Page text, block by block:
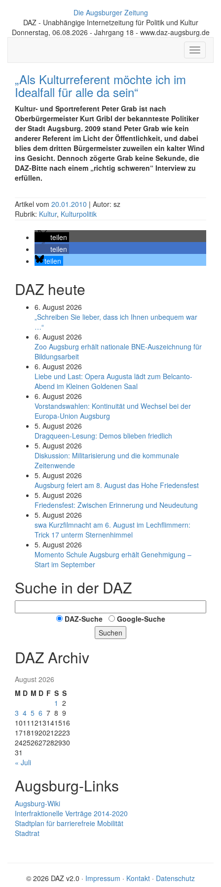
Die Augsburger Zeitung
DAZ - Unabhängige Internetzeitung für Politik und Kultur
Donnerstag, 06.08.2026 - Jahrgang 18 - www.daz-augsburg.de
Toggle
„Als Kulturreferent möchte ich im
Idealfall für alle da sein“
Kultur- und Sportreferent Peter Grab ist nach
Oberbürgermeister Kurt Gribl der bekannteste Politiker
der Stadt Augsburg. 2009 stand Peter Grab wie kein
anderer Referent im Licht der Öffentlichkeit, und dabei
blies dem dritten Bürgermeister zuweilen ein kalter Wind
ins Gesicht. Dennoch zögerte Grab keine Sekunde, die
DAZ-Bitte nach einem „richtig schweren“ Interview zu
erfüllen.
Artikel vom 20.01.2010 | Autor: sz
Rubrik: Kultur, Kulturpolitik
teilen
teilen
teilen
DAZ heute
6. August 2026
„Schreiben Sie lieber, dass ich Ihnen unbequem war
…“
6. August 2026
Zoo Augsburg erhält nationale BNE-Auszeichnung für
Bildungsarbeit
6. August 2026
Liebe und Last: Opera Augusta lädt zum Belcanto-
Abend im Kleinen Goldenen Saal
6. August 2026
Vorstandswahlen: Kontinuität und Wechsel bei der
Europa-Union Augsburg
5. August 2026
Dragqueen-Lesung: Demos blieben friedlich
5. August 2026
Diskussion: Mi­li­ta­ri­sie­rung und die kommunale
Zeitenwende
5. August 2026
Augsburg feiert am 8. August das Hohe Friedensfest
5. August 2026
Friedensfest: Zwischen Erinnerung und Neudeutung
5. August 2026
swa Kurz­film­nacht am 6. August im Lech­flim­mern:
Trick 17 unterm Sternen­himmel
5. August 2026
Momento Schule Augsburg erhält Genehmigung –
Start im September
Suche in der DAZ
DAZ-Suche
Google-Suche
Suchen
DAZ Archiv
August 2026
M D M D F S S
1 2
3 4 5 6 7 8 9
1011 1213141516
17181920212223
24252627282930
31
« Juli
Augsburg-Links
Augsburg-Wiki
Interfraktionelle Verträge 2014-2020
Stadtplan für barrierefreie Mobilität
Stadtrat
© 2026 DAZ v2.0 · Impressum · Kontakt · Datenschutz